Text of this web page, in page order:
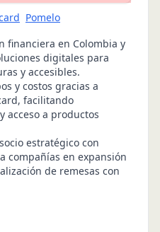
Pomelo
financiera en Colombia y
digitales para
y accesibles.
y costos gracias a
facilitando
acceso a productos
estratégico con
compañías en expansión
de remesas con